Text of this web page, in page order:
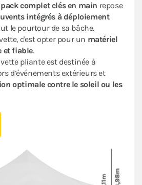
complet clés en main repose
intégrés à déploiement
le pourtour de sa bâche.
c'est opter pour un matériel
et fiable.
pliante est destinée à
d’événements extérieurs et
optimale contre le soleil ou les
et profiter des
mât, ses proportions et ses
un produit très design. Certifié
pliant vous accompagnera sur